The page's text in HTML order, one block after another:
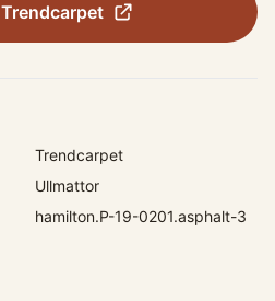
Trendcarpet
Trendcarpet
Ullmattor
hamilton.P-19-0201.asphalt-3